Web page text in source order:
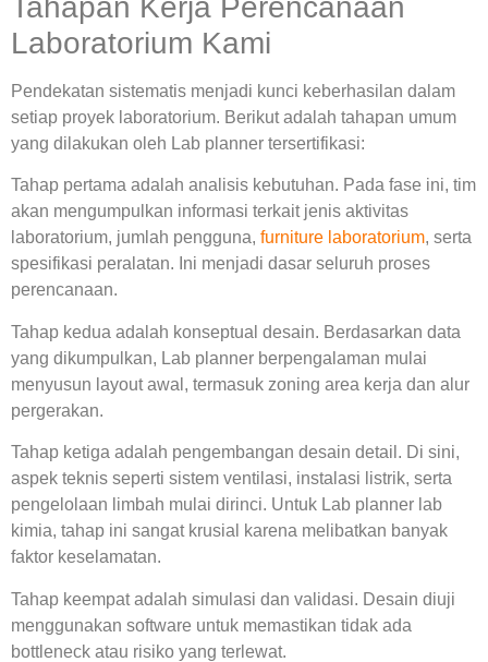
Tahapan Kerja Perencanaan
Laboratorium Kami
Pendekatan sistematis menjadi kunci keberhasilan dalam
setiap proyek laboratorium. Berikut adalah tahapan umum
yang dilakukan oleh Lab planner tersertifikasi:
Tahap pertama adalah analisis kebutuhan. Pada fase ini, tim
akan mengumpulkan informasi terkait jenis aktivitas
laboratorium, jumlah pengguna, furniture laboratorium, serta
spesifikasi peralatan. Ini menjadi dasar seluruh proses
perencanaan.
Tahap kedua adalah konseptual desain. Berdasarkan data
yang dikumpulkan, Lab planner berpengalaman mulai
menyusun layout awal, termasuk zoning area kerja dan alur
pergerakan.
Tahap ketiga adalah pengembangan desain detail. Di sini,
aspek teknis seperti sistem ventilasi, instalasi listrik, serta
pengelolaan limbah mulai dirinci. Untuk Lab planner lab
kimia, tahap ini sangat krusial karena melibatkan banyak
faktor keselamatan.
Tahap keempat adalah simulasi dan validasi. Desain diuji
menggunakan software untuk memastikan tidak ada
bottleneck atau risiko yang terlewat.